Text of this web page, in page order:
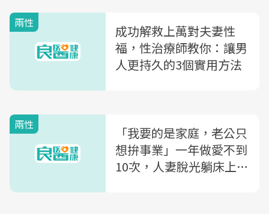
兩性
成功解救上萬對夫妻性
福，性治療師教你：讓男
人更持久的3個實用方法
兩性
「我要的是家庭，老公只
想拚事業」一年做愛不到
10次，人妻脫光躺床上流